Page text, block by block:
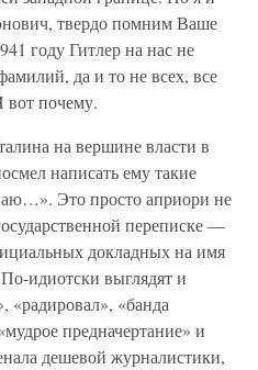
твердо помним Ваше
году Гитлер на нас не
да и то не всех, все
вот почему.
на вершине власти в
написать ему такие
Это просто априори не
переписке —
докладных на имя
идиотски выглядят и
«радировал», «банда
предначертание» и
дешевой журналистики,